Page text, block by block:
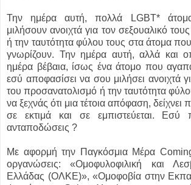
Την ημέρα αυτή, πολλά LGBT*
μιλήσουν ανοιχτά για τον σεξουαλικό
ή την ταυτότητα φύλου τους στα άτομα
γνωρίζουν. Την ημέρα αυτή, αλλά και
ημέρα βέβαια, ίσως ένα άτομο που
εσύ αποφασίσει να σου μιλήσει ανοιχτά
του προσανατολισμό ή την ταυτότητα
να ξεχνάς ότι μια τέτοια απόφαση,
σε εκτιμά και σε εμπιστεύεται.
ανταποδώσεις ?
Με αφορμή την Παγκόσμια Μέρα
οργανώσεις: «Ομοφυλοφιλική και
Ελλάδας (ΟΛΚΕ)», «Ομοφοβία στην